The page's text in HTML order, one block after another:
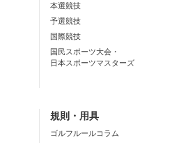
本選競技
予選競技
国際競技
国民スポーツ大会・
日本スポーツマスターズ
規則・用具
ゴルフルールコラム